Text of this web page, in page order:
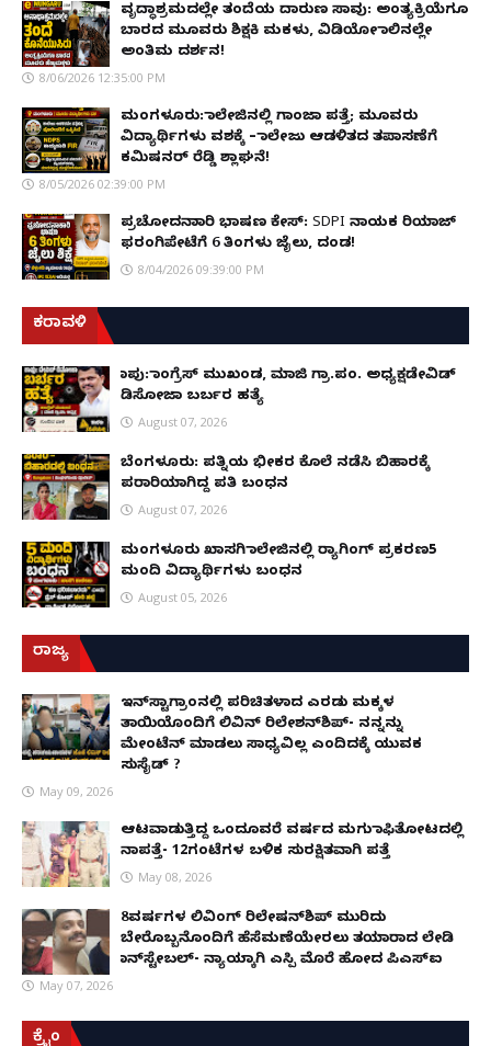
ವೃದ್ಧಾಶ್ರಮದಲ್ಲೇ ತಂದೆಯ ದಾರುಣ ಸಾವು: ಅಂತ್ಯಕ್ರಿಯೆಗೂ
ಬಾರದ ಮೂವರು ಶಿಕ್ಷಕಿ ಮಕಳು, ವಿಡಿಯೋ ಕಾಲಿನಲ್ಲೇ
ಅಂತಿಮ ದರ್ಶನ!
8/06/2026 12:35:00 PM
ಮಂಗಳೂರು: ಕಾಲೇಜಿನಲ್ಲಿ ಗಾಂಜಾ ಪತ್ತೆ; ಮೂವರು
ವಿದ್ಯಾರ್ಥಿಗಳು ವಶಕ್ಕೆ – ಕಾಲೇಜು ಆಡಳಿತದ ತಪಾಸಣೆಗೆ
ಕಮಿಷನರ್ ರೆಡ್ಡಿ ಶ್ಲಾಘನೆ!
8/05/2026 02:39:00 PM
ಪ್ರಚೋದನಾಕಾರಿ ಭಾಷಣ ಕೇಸ್: SDPI ನಾಯಕ ರಿಯಾಜ್
ಫರಂಗಿಪೇಟೆಗೆ 6 ತಿಂಗಳು ಜೈಲು, ದಂಡ!
8/04/2026 09:39:00 PM
ಕರಾವಳಿ
ಕಾಪು: ಕಾಂಗ್ರೆಸ್ ಮುಖಂಡ, ಮಾಜಿ ಗ್ರಾ.ಪಂ. ಅಧ್ಯಕ್ಷಡೇವಿಡ್
ಡಿಸೋಜಾ ಬರ್ಬರ ಹತ್ಯೆ
August 07, 2026
ಬೆಂಗಳೂರು: ಪತ್ನಿಯ ಭೀಕರ ಕೊಲೆ ನಡೆಸಿ ಬಿಹಾರಕ್ಕೆ
ಪರಾರಿಯಾಗಿದ್ದ ಪತಿ ಬಂಧನ
August 07, 2026
ಮಂಗಳೂರು ಖಾಸಗಿ ಕಾಲೇಜಿನಲ್ಲಿ ರ‌್ಯಾಗಿಂಗ್ ಪ್ರಕರಣ5
ಮಂದಿ ವಿದ್ಯಾರ್ಥಿಗಳು ಬಂಧನ
August 05, 2026
ರಾಜ್ಯ
ಇನ್​ಸ್ಟಾಗ್ರಾಂನಲ್ಲಿ ಪರಿಚಿತಳಾದ ಎರಡು ಮಕ್ಕಳ
ತಾಯಿಯೊಂದಿಗೆ ಲಿವಿನ್ ರಿಲೇಶನ್​ಶಿಪ್- ನನ್ನನ್ನು
ಮೇಂಟೆನ್ ಮಾಡಲು ಸಾಧ್ಯವಿಲ್ಲ ಎಂದಿದಕ್ಕೆ ಯುವಕ
ಸುಸೈಡ್ ?
May 09, 2026
ಆಟವಾಡುತ್ತಿದ್ದ ಒಂದೂವರೆ ವರ್ಷದ ಮಗು ಕಾಫಿತೋಟದಲ್ಲಿ
ನಾಪತ್ತೆ- 12ಗಂಟೆಗಳ ಬಳಿಕ ಸುರಕ್ಷಿತವಾಗಿ ಪತ್ತೆ
May 08, 2026
8ವರ್ಷಗಳ ಲಿವಿಂಗ್‌ ರಿಲೇಷನ್‌ಶಿಪ್ ಮುರಿದು
ಬೇರೊಬ್ಬನೊಂದಿಗೆ ಹೆಸೆಮಣೆಯೇರಲು ತಯಾರಾದ ಲೇಡಿ
ಕಾನ್‌ಸ್ಟೇಬಲ್- ನ್ಯಾಯಕ್ಕಾಗಿ ಎಸ್ಪಿ ಮೊರೆ ಹೋದ ಪಿಎಸ್ಐ
May 07, 2026
ಕ್ರೈಂ